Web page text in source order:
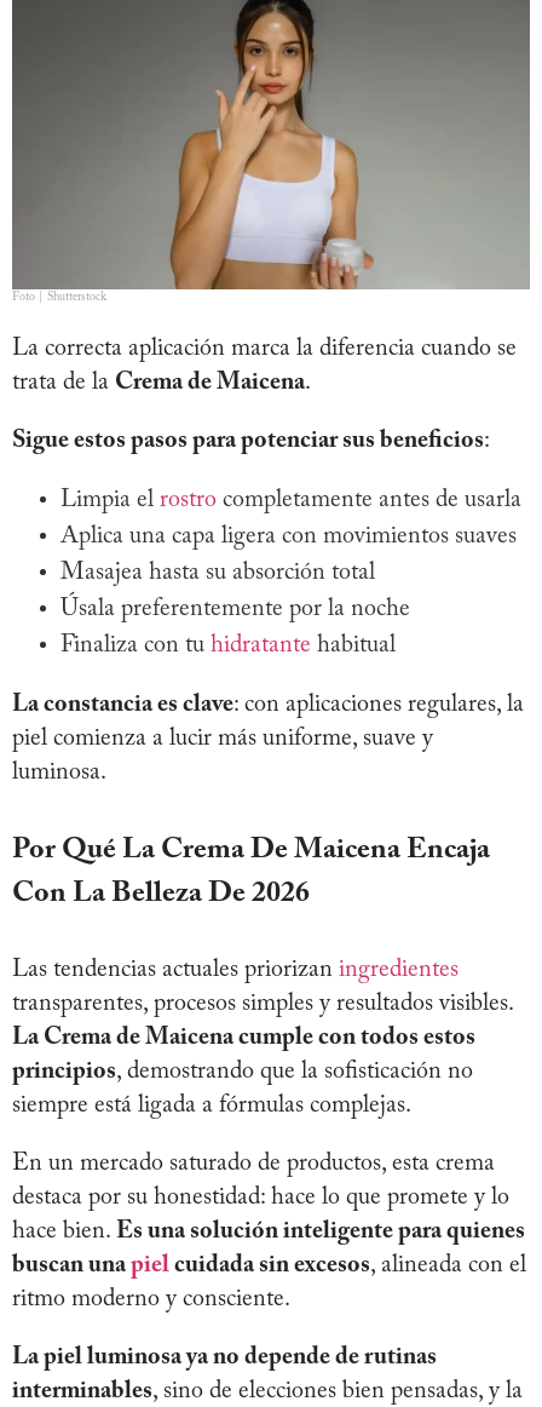
Foto | Shutterstock
La correcta aplicación marca la diferencia cuando se
trata de la Crema de Maicena.
Sigue estos pasos para potenciar sus beneficios:
Limpia el rostro completamente antes de usarla
Aplica una capa ligera con movimientos suaves
Masajea hasta su absorción total
Úsala preferentemente por la noche
Finaliza con tu hidratante habitual
La constancia es clave: con aplicaciones regulares, la
piel comienza a lucir más uniforme, suave y
luminosa.
Por Qué La Crema De Maicena Encaja
Con La Belleza De 2026
Las tendencias actuales priorizan ingredientes
transparentes, procesos simples y resultados visibles.
La Crema de Maicena cumple con todos estos
principios, demostrando que la sofisticación no
siempre está ligada a fórmulas complejas.
En un mercado saturado de productos, esta crema
destaca por su honestidad: hace lo que promete y lo
hace bien. Es una solución inteligente para quienes
buscan unapiel cuidada sin excesos, alineada con el
ritmo moderno y consciente.
La piel luminosa ya no depende de rutinas
interminables, sino de elecciones bien pensadas, y la